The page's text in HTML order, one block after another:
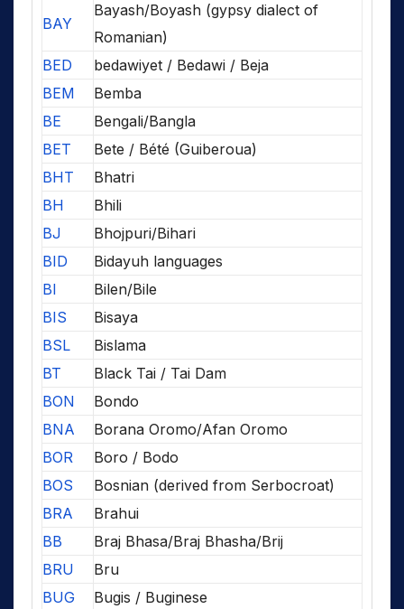
BAY
Bayash/Boyash (gypsy dialect of
Romanian)
BED
bedawiyet / Bedawi / Beja
BEM
Bemba
BE
Bengali/Bangla
BET
Bete / Bété (Guiberoua)
BHT
Bhatri
BH
Bhili
BJ
Bhojpuri/Bihari
BID
Bidayuh languages
BI
Bilen/Bile
BIS
Bisaya
BSL
Bislama
BT
Black Tai / Tai Dam
BON
Bondo
BNA
Borana Oromo/Afan Oromo
BOR
Boro / Bodo
BOS
Bosnian (derived from Serbocroat)
BRA
Brahui
BB
Braj Bhasa/Braj Bhasha/Brij
BRU
Bru
BUG
Bugis / Buginese